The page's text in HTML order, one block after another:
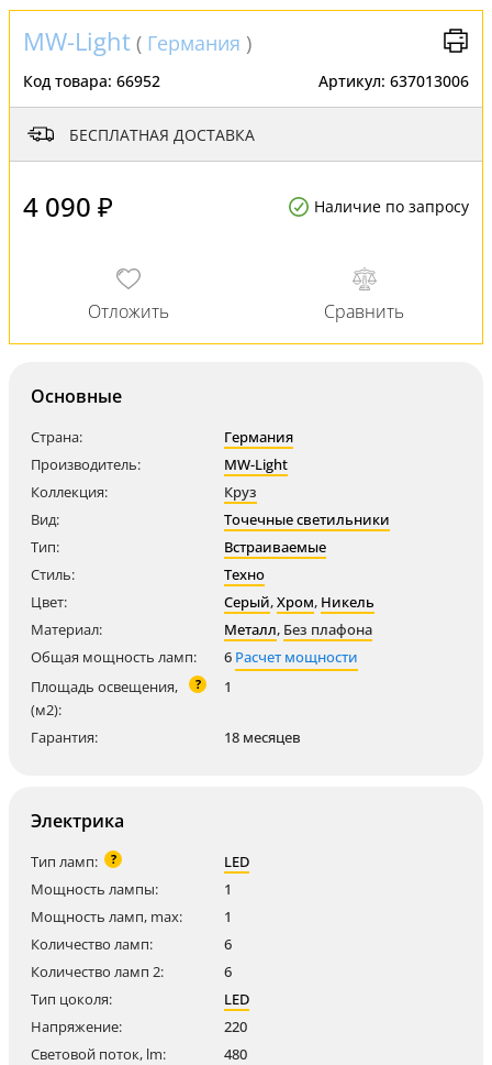
MW-Light ( Германия )
Код товара: 66952 Артикул: 637013006
БЕСПЛАТНАЯ ДОСТАВКА
4 090 ₽ Наличие по запросу
Основные
Страна:
Германия
Производитель:
MW-Light
Коллекция:
Круз
Вид:
Точечные светильники
Тип:
Встраиваемые
Стиль:
Техно
Цвет:
Серый,Хром, Никель
Материал:
Металл, Без плафона
Общая мощность ламп:
6 Расчет мощности
Площадь освещения,
(м2):
? 1
Гарантия: 18 месяцев
Электрика
Тип ламп: ?
LED
Мощность лампы:
1
Мощность ламп, max:
1
Количество ламп:
6
Количество ламп 2:
6
Тип цоколя:
LED
Напряжение:
220
Световой поток, lm:
480